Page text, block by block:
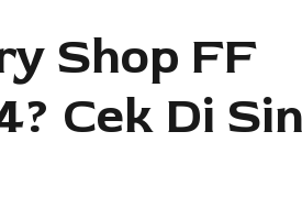
Shop FF
Cek Di